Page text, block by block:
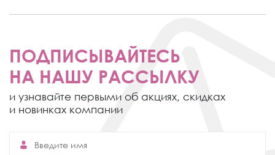
ПОДПИСЫВАЙТЕСЬ
НА НАШУ РАССЫЛКУ
и узнавайте первыми об акциях, скидках
и новинках компании